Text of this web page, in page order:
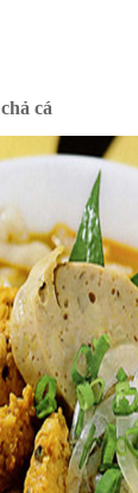
cá